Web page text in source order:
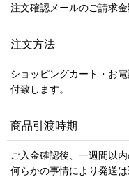
注文確認メールのご請求金
注文方法
ショッピングカート・お
付致します。
商品引渡時期
ご入金確認後、一週間以
何らかの事情により発送